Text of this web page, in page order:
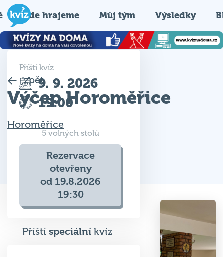
Kde hrajeme Můj tým Výsledky
zpět
Výčep Horoměřice
Horoměřice
Příští kvíz
9. 9. 2026
19:00
5 volných stolů
Rezervace
otevřeny
od 19.8.2026
19:30
Příští speciální kvíz